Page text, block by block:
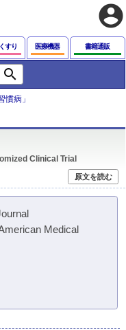
account_circle
くすり 医療機器 書籍通販
search
病」
Clinical Trial
原文を読む
Medical